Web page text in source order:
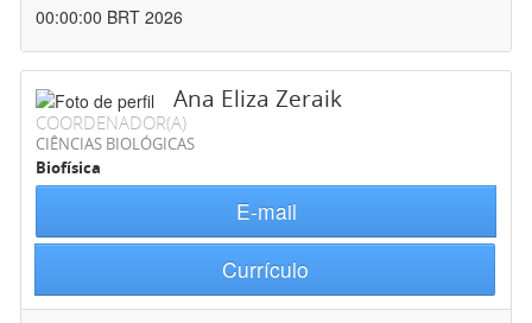
00:00:00 BRT 2026
Ana Eliza Zeraik
COORDENADOR(A)
CIÊNCIAS BIOLÓGICAS
Biofísica
E-mail
Currículo